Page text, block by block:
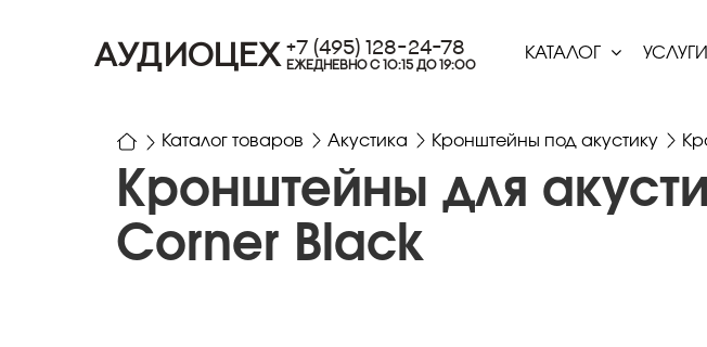
АУДИОЦЕХ +7 (495) 128-24-78
ЕЖЕДНЕВНО С 10:15 ДО 19:00
КАТАЛОГ УСЛУГИ
Каталог товаров Акустика Кронштейны под акустику
Кронштейны для
Corner Black